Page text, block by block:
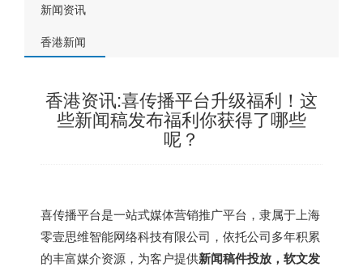
新闻资讯
香港新闻
香港资讯:喜传播平台升级福利！这
些新闻稿发布福利你获得了哪些
呢？
喜传播平台是一站式媒体营销推广平台，隶属于上海
零壹思维智能网络科技有限公司，依托公司多年积累
的丰富媒介资源，为客户提供新闻稿件投放，软文发